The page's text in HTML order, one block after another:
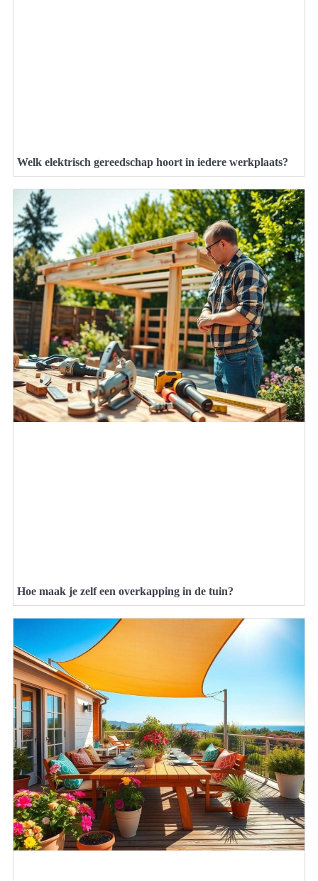
Welk elektrisch gereedschap hoort in iedere werkplaats?
Hoe maak je zelf een overkapping in de tuin?